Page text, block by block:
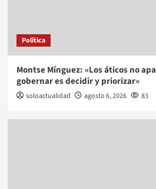
Política
Montse Mínguez: «Los áticos no
gobernar es decidir y priorizar»
soloactualidad agosto 6, 2026 83